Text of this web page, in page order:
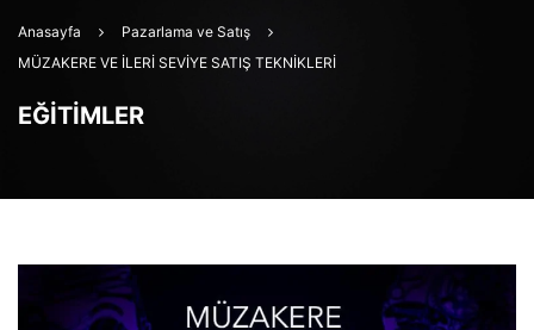
Anasayfa
Pazarlama ve Satış
MÜZAKERE VE İLERİ SEVİYE SATIŞ TEKNİKLERİ
EĞITIMLER